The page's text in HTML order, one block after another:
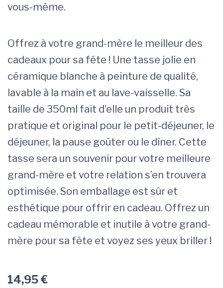
vous-même.
Offrez à votre grand-mère le meilleur des
cadeaux pour sa fête ! Une tasse jolie en
céramique blanche à peinture de qualité,
lavable à la main et au lave-vaisselle. Sa
taille de 350ml fait d’elle un produit très
pratique et original pour le petit-déjeuner, le
déjeuner, la pause goûter ou le dîner. Cette
tasse sera un souvenir pour votre meilleure
grand-mère et votre relation s’en trouvera
optimisée. Son emballage est sûr et
esthétique pour offrir en cadeau. Offrez un
cadeau mémorable et inutile à votre grand-
mère pour sa fête et voyez ses yeux briller !
14,95€